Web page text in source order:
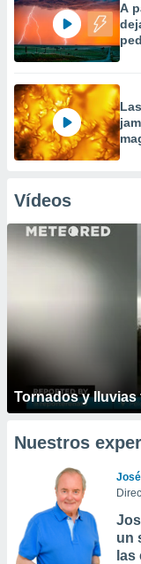
A
Vídeos
Tornados y lluvias
Nuestros
un